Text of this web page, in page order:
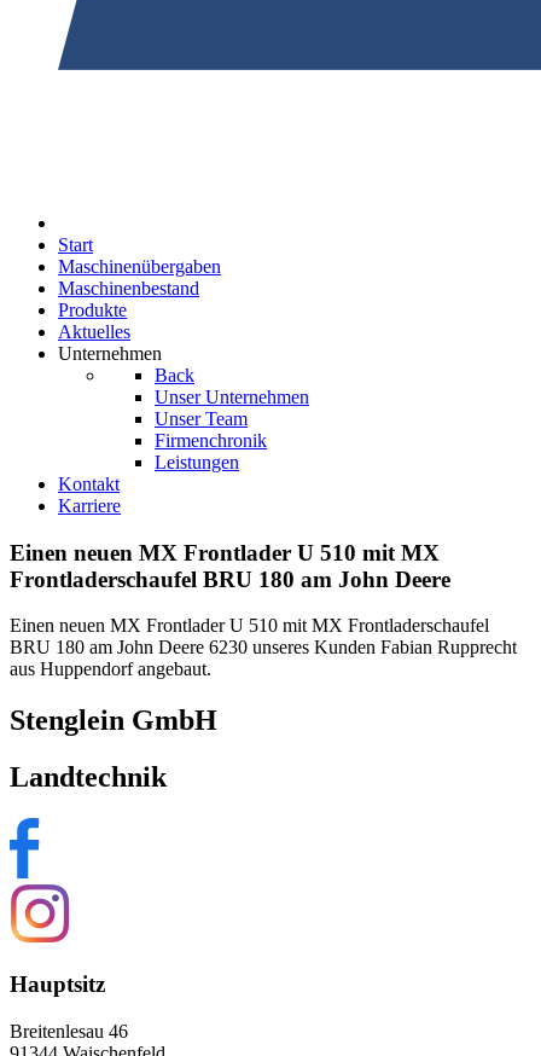
Start
Maschinenübergaben
Maschinenbestand
Produkte
Aktuelles
Unternehmen
Back
Unser Unternehmen
Unser Team
Firmenchronik
Leistungen
Kontakt
Karriere
Einen neuen MX Frontlader U 510 mit MX
Frontladerschaufel BRU 180 am John Deere
Einen neuen MX Frontlader U 510 mit MX Frontladerschaufel
BRU 180 am John Deere 6230 unseres Kunden Fabian Rupprecht
aus Huppendorf angebaut.
Stenglein GmbH
Landtechnik
Hauptsitz
Breitenlesau 46